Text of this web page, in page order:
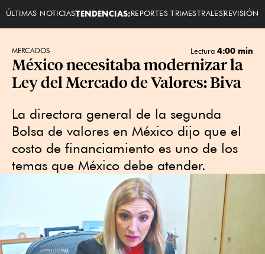
ÚLTIMAS NOTICIASTENDENCIAS:REPORTES TRIMESTRALESREVISIÓN
MERCADOS Lectura 4:00 min
México necesitaba modernizar la
Ley del Mercado de Valores: Biva
La directora general de la segunda
Bolsa de valores en México dijo que el
costo de financiamiento es uno de los
temas que México debe atender.